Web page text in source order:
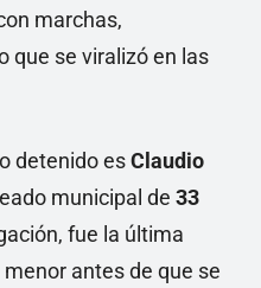
marchas,
que se viralizó en las
detenido esClaudio
municipal de 33
fue la última
antes de que se